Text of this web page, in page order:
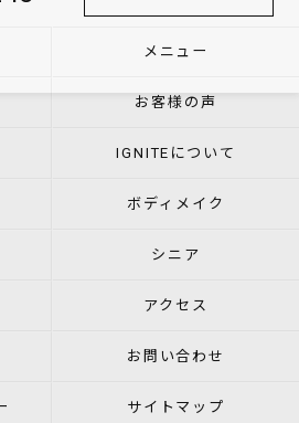
メニュー
お客様の声
IGNITEについて
ボディメイク
シニア
アクセス
お問い合わせ
サイトマップ